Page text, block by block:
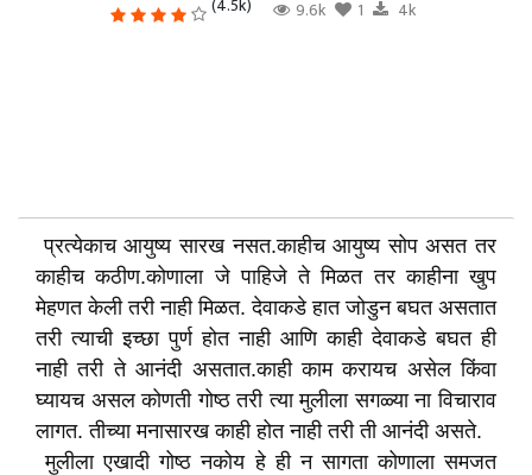
(4.5k) 9.6k 1 4k
प्रत्येकाच आयुष्य सारख नसत.काहीच आयुष्य सोप असत तर
काहीच कठीण.कोणाला जे पाहिजे ते मिळत तर काहीना खुप
मेहणत केली तरी नाही मिळत. देवाकडे हात जोडुन बघत असतात
तरी त्याची इच्छा पुर्ण होत नाही आणि काही देवाकडे बघत ही
नाही तरी ते आनंदी असतात.काही काम करायच असेल किंवा
घ्यायच असल कोणती गोष्ठ तरी त्या मुलीला सगळ्या ना विचाराव
लागत. तीच्या मनासारख काही होत नाही तरी ती आनंदी असते.
मुलीला एखादी गोष्ठ‌ नकोय हे ही न सागता कोणाला समजत